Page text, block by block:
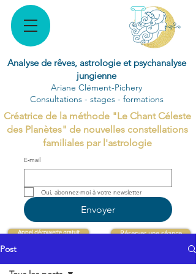
Analyse de rêves, astrologie et psychanalyse
jungienne
Ariane Clément-Pichery
Consultations - stages - formations
Créatrice de la méthode "Le Chant Céleste
des Planètes" de nouvelles constellations
familiales par l'astrologie
E‑mail
Envoyer
Appel découverte gratuit Réserver une séance
Post